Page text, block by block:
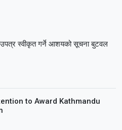
स्वीकृत गर्ने आशयको सूचना बुटवल
to Award Kathmandu